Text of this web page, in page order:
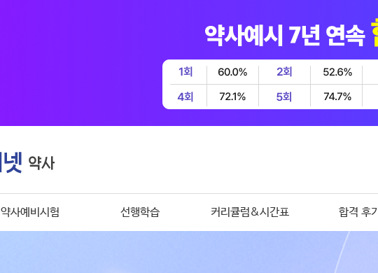
약사예비시험 선행학습 커리큘럼&시간표 합격 후기